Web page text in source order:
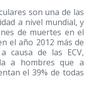
son una de las
a nivel mundial, y
de muertes en el
el año 2012 más de
causa de las ECV,
a hombres que a
el 39% de todas